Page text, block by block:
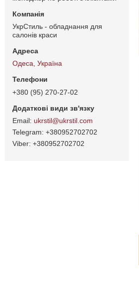
УкрСтиль - обладнання для
салонів краси
Одеса, Україна
+380 (95) 270-27-02
ukrstil@ukrstil.com
+380952702702
+380952702702